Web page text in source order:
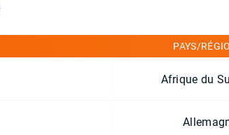
PAYS/
Afrique du